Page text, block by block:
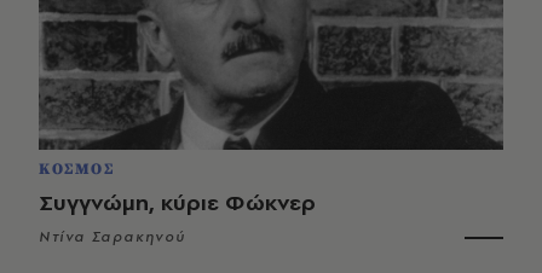
ΚΟΣΜΟΣ
Συγγνώμη, κύριε Φώκνερ
Ντίνα Σαρακηνού